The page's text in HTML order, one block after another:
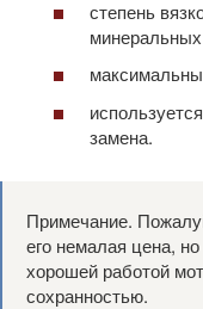
степень
замена.
Примечание.
его немалая цена,
хорошей работой
сохранностью.